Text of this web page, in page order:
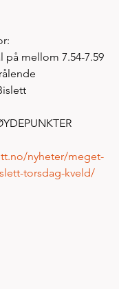
på mellom 7.54-7.59
nyheter/meget-
torsdag-kveld/